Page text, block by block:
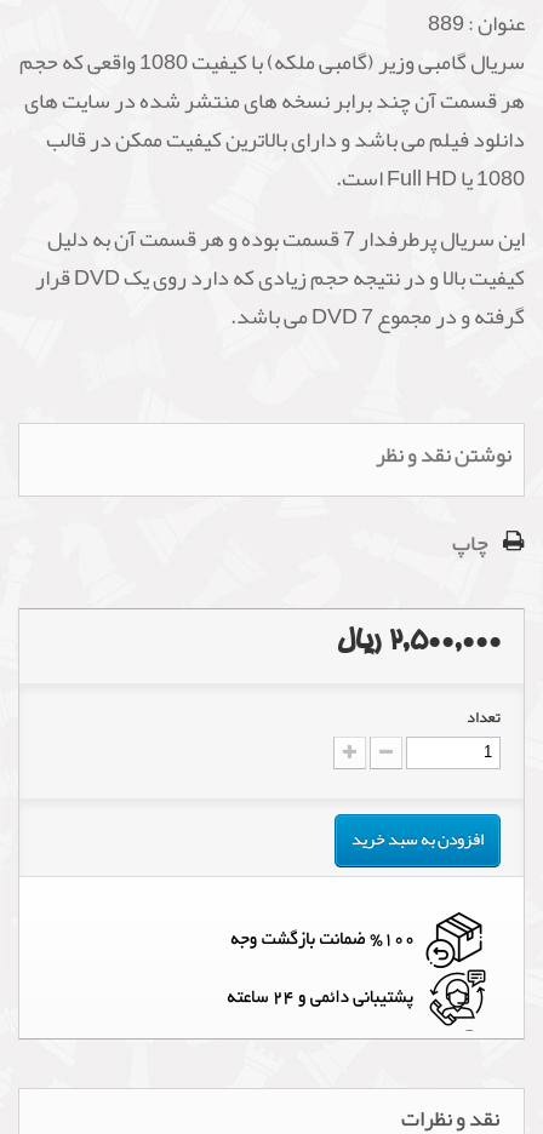
عنوان :889
سریال گامبی وزیر (گامبی ملکه) با کیفیت 1080 واقعی که حجم
هر قسمت آن چند برابر نسخه های منتشر شده در سایت های
دانلود فیلم می باشد و دارای بالاترین کیفیت ممکن در قالب
1080 یا Full HD است.
این سریال پرطرفدار 7 قسمت بوده و هر قسمت آن به دلیل
کیفیت بالا و در نتیجه حجم زیادی که دارد روی یک DVD قرار
گرفته و در مجموع 7 DVD می باشد.
نوشتن نقد و نظر
چاپ
2,500,000 ریال
تعداد
افزودن به سبد خرید
نقد و نظرات